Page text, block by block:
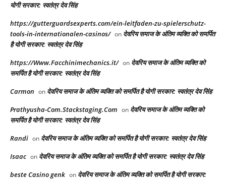
योगी सरकार: स्वतंत्र देव सिंह
https://gutterguardsexperts.com/ein-leitfaden-zu-spielerschutz-
tools-in-internationalen-casinos/ on देवरिय समाज के अंतिम व्यक्ति को समर्पित
है योगी सरकार: स्वतंत्र देव सिंह
https://Www.Facchinimechanics.it/ on देवरिय समाज के अंतिम व्यक्ति को
समर्पित है योगी सरकार: स्वतंत्र देव सिंह
Carmon on देवरिय समाज के अंतिम व्यक्ति को समर्पित है योगी सरकार: स्वतंत्र देव सिंह
Prathyusha-Com.Stackstaging.Com on देवरिय समाज के अंतिम व्यक्ति को
समर्पित है योगी सरकार: स्वतंत्र देव सिंह
Randi on देवरिय समाज के अंतिम व्यक्ति को समर्पित है योगी सरकार: स्वतंत्र देव सिंह
Isaac on देवरिय समाज के अंतिम व्यक्ति को समर्पित है योगी सरकार: स्वतंत्र देव सिंह
beste Casino genk on देवरिय समाज के अंतिम व्यक्ति को समर्पित है योगी सरकार: